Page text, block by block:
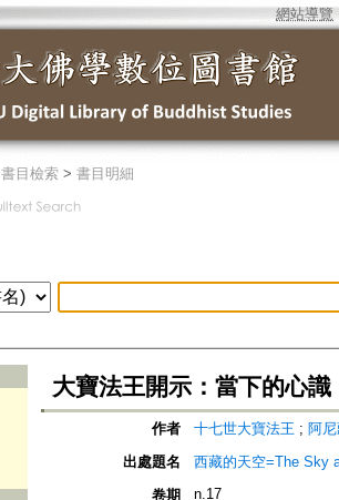
網站導覽
書目檢索 > 書目明細
大寶法王開示：當下的心
作者 十七世大寶法王 ; 阿
出處題名
西藏的天空=The Sky
卷期
n.17